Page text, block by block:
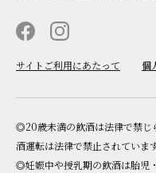
サイトご利用にあたって 個
◎20歳未満の飲酒は法律で禁じ
酒運転は法律で禁止されています
◎妊娠中や授乳期の飲酒は胎児